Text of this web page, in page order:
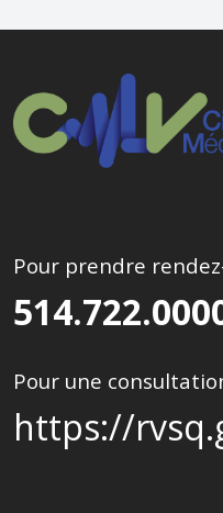
Pour prendre
Pour une
https://